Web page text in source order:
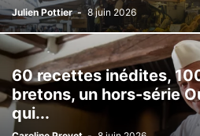
Julien Pottier - 8 juin 2026
60 recettes inédites,
bretons, un hors-série
qui...